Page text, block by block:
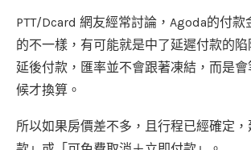
PTT/Dcard 網友經常討論，Agoda的付款
的不一樣，有可能就是中了延遲付款的
延後付款，匯率並不會跟著凍結，而是
候才換算。
所以如果房價差不多，且行程已經確定